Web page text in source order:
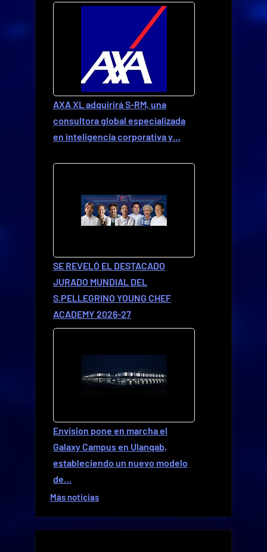
AXA XL adquirirá S-RM, una
consultora global especializada
en inteligencia corporativa y…
SE REVELÓ EL DESTACADO
JURADO MUNDIAL DEL
S.PELLEGRINO YOUNG CHEF
ACADEMY 2026-27
Envision pone en marcha el
Galaxy Campus en Ulanqab,
estableciendo un nuevo modelo
de…
Más noticias